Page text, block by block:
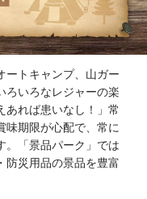
ートキャンプ、山ガー
ろいろなレジャーの楽
あれば患いなし！」常
味期限が心配で、常に
。「景品パーク」では
防災用品の景品を豊富